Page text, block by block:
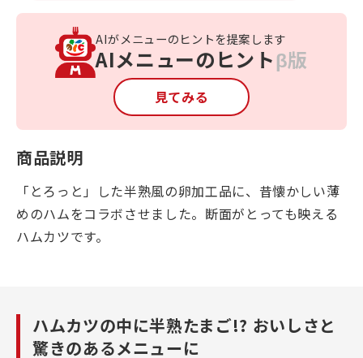
AIがメニューのヒントを提案します
AIメニューのヒントβ版
見てみる
商品説明
「とろっと」した半熟風の卵加工品に、昔懐かしい薄
めのハムをコラボさせました。断面がとっても映える
ハムカツです。
ハムカツの中に半熟たまご!? おいしさと
驚きのあるメニューに